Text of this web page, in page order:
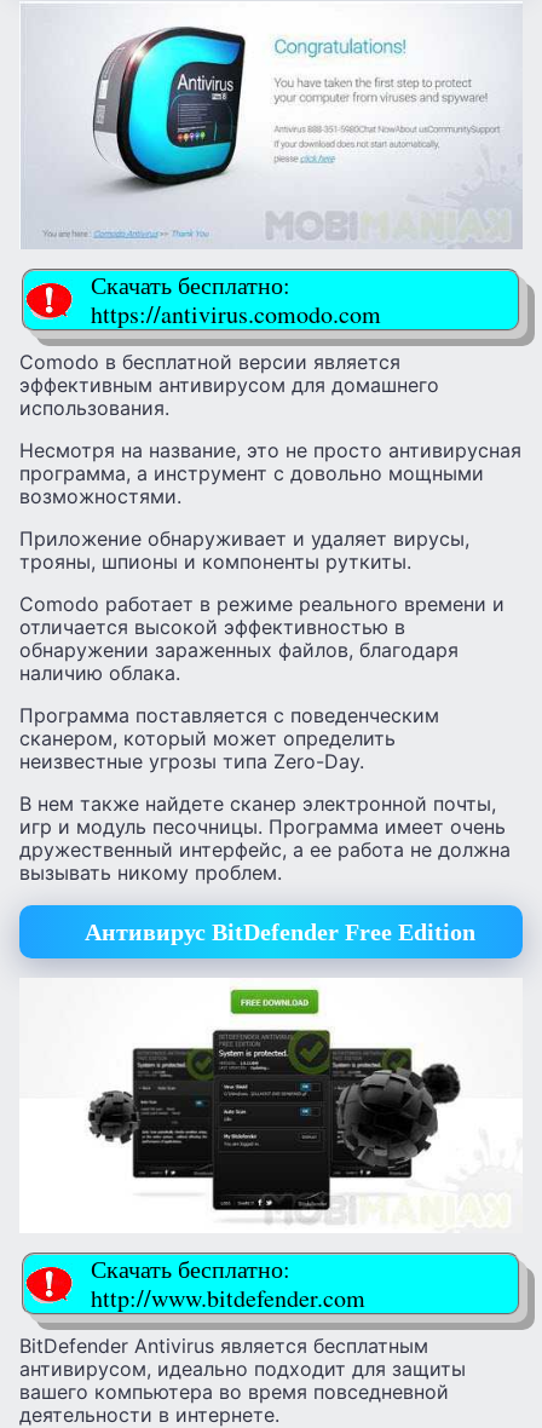
Скачать бесплатно:
https://antivirus.comodo.com
Comodo в бесплатной версии является
эффективным антивирусом для домашнего
использования.
Несмотря на название, это не просто антивирусная
программа, а инструмент с довольно мощными
возможностями.
Приложение обнаруживает и удаляет вирусы,
трояны, шпионы и компоненты руткиты.
Comodo работает в режиме реального времени и
отличается высокой эффективностью в
обнаружении зараженных файлов, благодаря
наличию облака.
Программа поставляется с поведенческим
сканером, который может определить
неизвестные угрозы типа Zero-Day.
В нем также найдете сканер электронной почты,
игр и модуль песочницы. Программа имеет очень
дружественный интерфейс, а ее работа не должна
вызывать никому проблем.
Антивирус BitDefender Free Edition
Скачать бесплатно:
http://www.bitdefender.com
BitDefender Antivirus является бесплатным
антивирусом, идеально подходит для защиты
вашего компьютера во время повседневной
деятельности в интернете.